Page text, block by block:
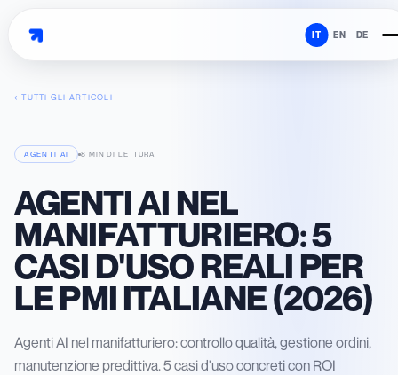
IT EN DE
←TUTTI GLI ARTICOLI
AGENTI AI 8 MIN DI LETTURA
AGENTI AI NEL
MANIFATTURIERO: 5
CASI D'USO REALI PER
LE PMI ITALIANE (2026)
Agenti AI nel manifatturiero: controllo qualità, gestione ordini,
manutenzione predittiva. 5 casi d'uso concreti con ROI